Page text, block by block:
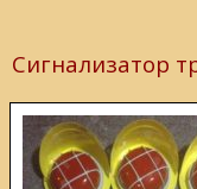
Сигнализатор